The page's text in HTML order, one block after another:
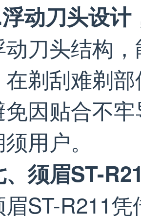
动刀头设计
刀头结构
剃刮难剃
免因贴合不
用户。
须眉ST-
眉ST-R211